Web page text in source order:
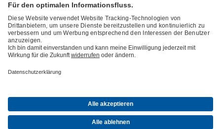
Sind Sie neugierig auf uns und unsere Arbeit geworden? Wir freuen
über Ihr Interesse und eine Bewerbung.
Stellenangebote ansehen
ServiceHandel
Stellenangebote